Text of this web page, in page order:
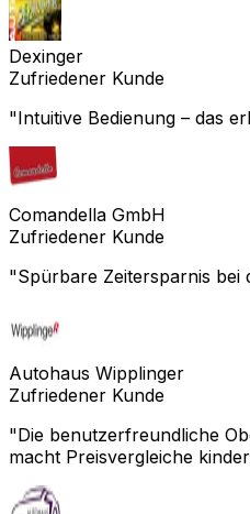
Dexinger
Zufriedener Kunde
"Intuitive Bedienung – das
Comandella GmbH
Zufriedener Kunde
"Spürbare Zeitersparnis bei
Autohaus Wipplinger
Zufriedener Kunde
"Die benutzerfreundliche
macht Preisvergleiche